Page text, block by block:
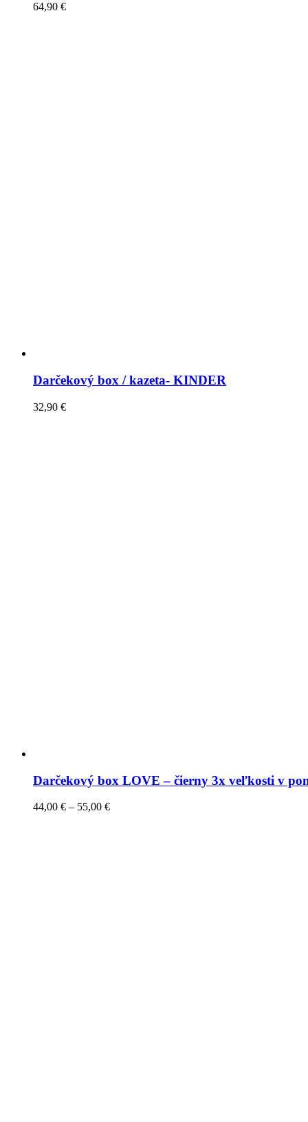
64,90 €
Darčekový box / kazeta- KINDER
32,90 €
Darčekový box LOVE – čierny 3x veľkosti v
44,00 € – 55,00 €